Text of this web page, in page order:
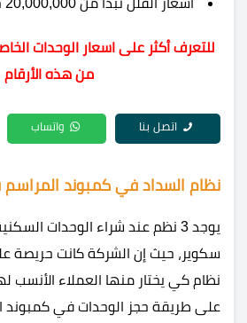
اسعار الفلل تبدا من 20,000,000 جنيه مصري كاش
للتعرف أكثر على اسعار الوحدات
من هذه الأرقام
اتصل بنا واتساب
نظام السداد في كمبوند
يوجد 3 نظم عند شراء الوحدات
سكوير، حيث إن الشركة كانت حريصة
نظام كي يختار منها العملاء الأنسب
على طريقة حجز الوحدات في كمبوند